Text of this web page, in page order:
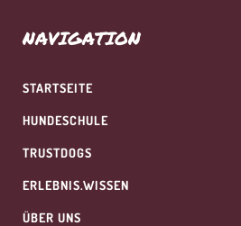
NAVIGATION
STARTSEITE
HUNDESCHULE
TRUSTDOGS
ERLEBNIS.WISSEN
ÜBER UNS